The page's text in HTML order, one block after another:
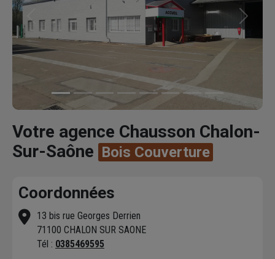
Précédent Suivant
Votre agence Chausson Chalon-
Sur-Saône Bois Couverture
Coordonnées
13 bis rue Georges Derrien
71100 CHALON SUR SAONE
Tél : 0385469595